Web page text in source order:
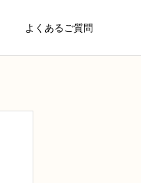
よくあるご質問